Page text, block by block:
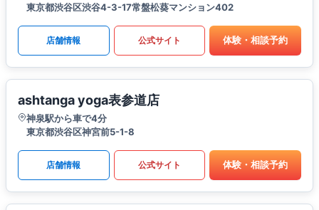
東京都渋谷区渋谷4-3-17常盤松葵マンション402
店舗情報 公式サイト 体験・相談予約
ashtanga yoga表参道店
神泉駅から車で4分
東京都渋谷区神宮前5-1-8
店舗情報 公式サイト 体験・相談予約